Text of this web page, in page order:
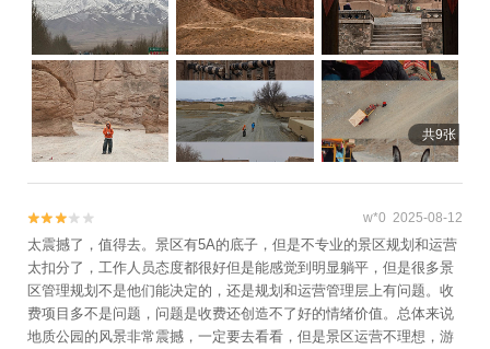
共9张

 w*0 2025-08-12
太震撼了，值得去。景区有5A的底子，但是不专业的景区规划和运营
太扣分了，工作人员态度都很好但是能感觉到明显躺平，但是很多景
区管理规划不是他们能决定的，还是规划和运营管理层上有问题。收
费项目多不是问题，问题是收费还创造不了好的情绪价值。总体来说
地质公园的风景非常震撼，一定要去看看，但是景区运营不理想，游